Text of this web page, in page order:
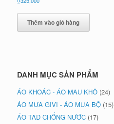
Thêm vào giỏ hàng
DANH MỤC SẢN PHẨM
ÁO KHOÁC - ÁO MAU KHÔ (24)
ÁO MƯA GIVI - ÁO MƯA BỘ (15)
ÁO TAD CHỐNG NƯỚC (17)